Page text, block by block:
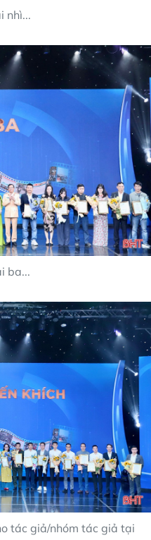
nhì...
ba...
tác giả/nhóm tác giả tại